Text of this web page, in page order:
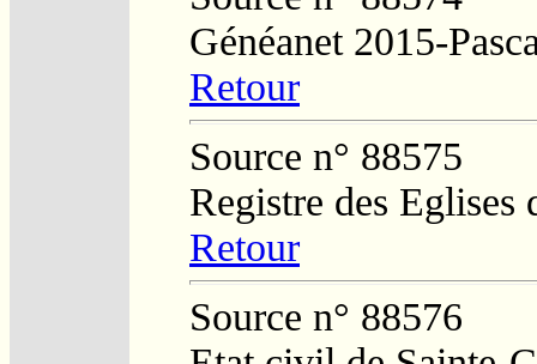
Généanet 2015-
Retour
Source n° 88575
Registre des Eglises
Retour
Source n° 88576